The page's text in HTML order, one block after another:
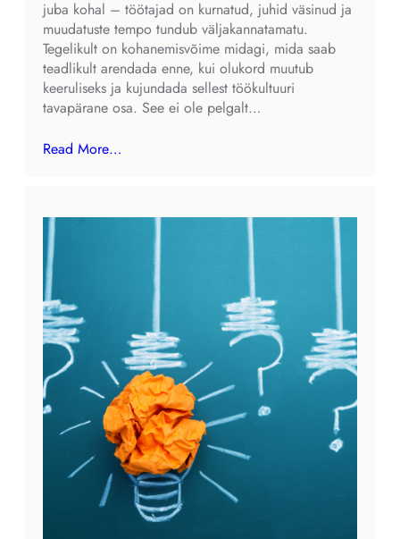
juba kohal – töötajad on kurnatud, juhid väsinud ja
muudatuste tempo tundub väljakannatamatu.
Tegelikult on kohanemisvõime midagi, mida saab
teadlikult arendada enne, kui olukord muutub
keeruliseks ja kujundada sellest töökultuuri
tavapärane osa. See ei ole pelgalt…
Read More…